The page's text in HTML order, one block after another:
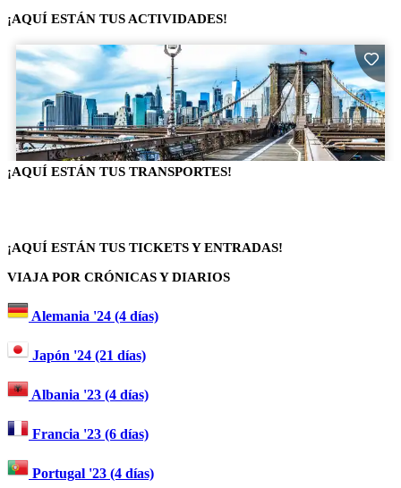
¡AQUÍ ESTÁN TUS ACTIVIDADES!
¡AQUÍ ESTÁN TUS TRANSPORTES!
¡AQUÍ ESTÁN TUS TICKETS Y ENTRADAS!
VIAJA POR CRÓNICAS Y DIARIOS
Alemania '24 (4 días)
Japón '24 (21 días)
Albania '23 (4 días)
Francia '23 (6 días)
Portugal '23 (4 días)